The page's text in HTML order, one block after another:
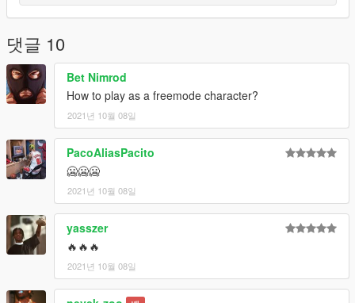
댓글 10
Bet Nimrod
How to play as a freemode character?
2021년 10월 08일
PacoAliasPacito
🥶🥶🥶
2021년 10월 08일
yasszer
🔥🔥🔥
2021년 10월 08일